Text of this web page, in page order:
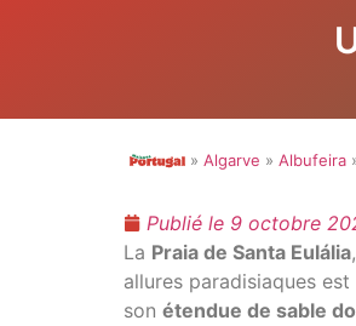
» Algarve » Albufeira
Publié le 9 octobre
La Praia de Santa Eulália
allures paradisiaques
son étendue de sable